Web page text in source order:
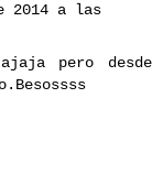
2014 a las
pero desde